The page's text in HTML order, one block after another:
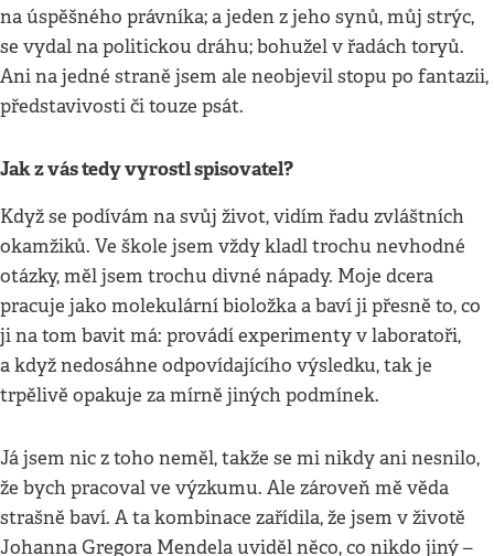
na úspěšného právníka; a jeden z jeho synů, můj strýc,
se vydal na politickou dráhu; bohužel v řadách toryů.
Ani na jedné straně jsem ale neobjevil stopu po fantazii,
představivosti či touze psát.
Jak z vás tedy vyrostl spisovatel?
Když se podívám na svůj život, vidím řadu zvláštních
okamžiků. Ve škole jsem vždy kladl trochu nevhodné
otázky, měl jsem trochu divné nápady. Moje dcera
pracuje jako molekulární bioložka a baví ji přesně to, co
ji na tom bavit má: provádí experimenty v laboratoři,
a když nedosáhne odpovídajícího výsledku, tak je
trpělivě opakuje za mírně jiných podmínek.
Já jsem nic z toho neměl, takže se mi nikdy ani nesnilo,
že bych pracoval ve výzkumu. Ale zároveň mě věda
strašně baví. A ta kombinace zařídila, že jsem v životě
Johanna Gregora Mendela uviděl něco, co nikdo jiný –